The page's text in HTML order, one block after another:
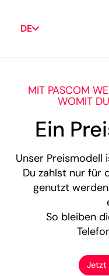
DE
MIT PASCOM
OMIT DU
Ein
Unser Preismodell
Du zahlst nur für
genutzt
So bleiben
Jetzt